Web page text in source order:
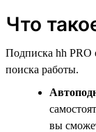
Что
Подписка hh PRO
поиска работы.
вы